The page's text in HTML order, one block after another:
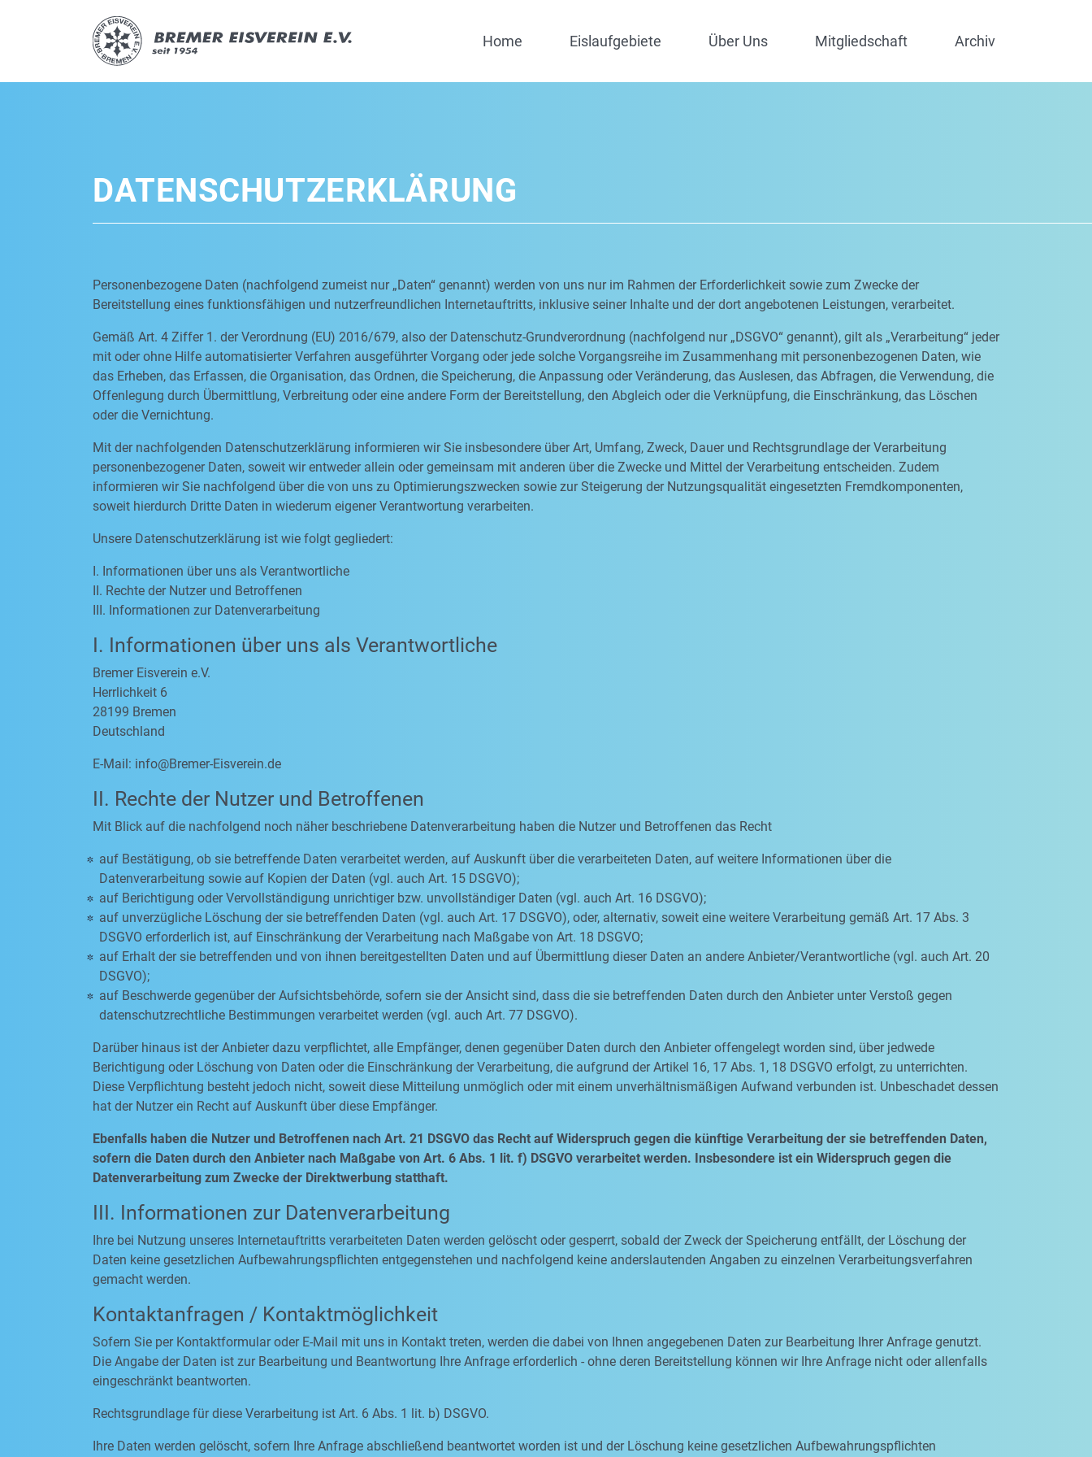
Home Eislaufgebiete Über Uns Mitgliedschaft Archiv
DATENSCHUTZERKLÄRUNG
Personenbezogene Daten (nachfolgend zumeist nur „Daten“ genannt) werden von uns nur im Rahmen der Erforderlichkeit sowie zum Zwecke der
Bereitstellung eines funktionsfähigen und nutzerfreundlichen Internetauftritts, inklusive seiner Inhalte und der dort angebotenen Leistungen, verarbeitet.
Gemäß Art. 4 Ziffer 1. der Verordnung (EU) 2016/679, also der Datenschutz-Grundverordnung (nachfolgend nur „DSGVO“ genannt), gilt als „Verarbeitung“ jeder
mit oder ohne Hilfe automatisierter Verfahren ausgeführter Vorgang oder jede solche Vorgangsreihe im Zusammenhang mit personenbezogenen Daten, wie
das Erheben, das Erfassen, die Organisation, das Ordnen, die Speicherung, die Anpassung oder Veränderung, das Auslesen, das Abfragen, die Verwendung, die
Offenlegung durch Übermittlung, Verbreitung oder eine andere Form der Bereitstellung, den Abgleich oder die Verknüpfung, die Einschränkung, das Löschen
oder die Vernichtung.
Mit der nachfolgenden Datenschutzerklärung informieren wir Sie insbesondere über Art, Umfang, Zweck, Dauer und Rechtsgrundlage der Verarbeitung
personenbezogener Daten, soweit wir entweder allein oder gemeinsam mit anderen über die Zwecke und Mittel der Verarbeitung entscheiden. Zudem
informieren wir Sie nachfolgend über die von uns zu Optimierungszwecken sowie zur Steigerung der Nutzungsqualität eingesetzten Fremdkomponenten,
soweit hierdurch Dritte Daten in wiederum eigener Verantwortung verarbeiten.
Unsere Datenschutzerklärung ist wie folgt gegliedert:
I. Informationen über uns als Verantwortliche
II. Rechte der Nutzer und Betroffenen
III. Informationen zur Datenverarbeitung
I. Informationen über uns als Verantwortliche
Bremer Eisverein e.V.
Herrlichkeit 6
28199 Bremen
Deutschland
E-Mail: info@Bremer-Eisverein.de
II. Rechte der Nutzer und Betroffenen
Mit Blick auf die nachfolgend noch näher beschriebene Datenverarbeitung haben die Nutzer und Betroffenen das Recht
auf Bestätigung, ob sie betreffende Daten verarbeitet werden, auf Auskunft über die verarbeiteten Daten, auf weitere Informationen über die
Datenverarbeitung sowie auf Kopien der Daten (vgl. auch Art. 15 DSGVO);
auf Berichtigung oder Vervollständigung unrichtiger bzw. unvollständiger Daten (vgl. auch Art. 16 DSGVO);
auf unverzügliche Löschung der sie betreffenden Daten (vgl. auch Art. 17 DSGVO), oder, alternativ, soweit eine weitere Verarbeitung gemäß Art. 17 Abs. 3
DSGVO erforderlich ist, auf Einschränkung der Verarbeitung nach Maßgabe von Art. 18 DSGVO;
auf Erhalt der sie betreffenden und von ihnen bereitgestellten Daten und auf Übermittlung dieser Daten an andere Anbieter/Verantwortliche (vgl. auch Art. 20
DSGVO);
auf Beschwerde gegenüber der Aufsichtsbehörde, sofern sie der Ansicht sind, dass die sie betreffenden Daten durch den Anbieter unter Verstoß gegen
datenschutzrechtliche Bestimmungen verarbeitet werden (vgl. auch Art. 77 DSGVO).
Darüber hinaus ist der Anbieter dazu verpflichtet, alle Empfänger, denen gegenüber Daten durch den Anbieter offengelegt worden sind, über jedwede
Berichtigung oder Löschung von Daten oder die Einschränkung der Verarbeitung, die aufgrund der Artikel 16, 17 Abs. 1, 18 DSGVO erfolgt, zu unterrichten.
Diese Verpflichtung besteht jedoch nicht, soweit diese Mitteilung unmöglich oder mit einem unverhältnismäßigen Aufwand verbunden ist. Unbeschadet dessen
hat der Nutzer ein Recht auf Auskunft über diese Empfänger.
Ebenfalls haben die Nutzer und Betroffenen nach Art. 21 DSGVO das Recht auf Widerspruch gegen die künftige Verarbeitung der sie betreffenden Daten,
sofern die Daten durch den Anbieter nach Maßgabe von Art. 6 Abs. 1 lit. f) DSGVO verarbeitet werden. Insbesondere ist ein Widerspruch gegen die
Datenverarbeitung zum Zwecke der Direktwerbung statthaft.
III. Informationen zur Datenverarbeitung
Ihre bei Nutzung unseres Internetauftritts verarbeiteten Daten werden gelöscht oder gesperrt, sobald der Zweck der Speicherung entfällt, der Löschung der
Daten keine gesetzlichen Aufbewahrungspflichten entgegenstehen und nachfolgend keine anderslautenden Angaben zu einzelnen Verarbeitungsverfahren
gemacht werden.
Kontaktanfragen / Kontaktmöglichkeit
Sofern Sie per Kontaktformular oder E-Mail mit uns in Kontakt treten, werden die dabei von Ihnen angegebenen Daten zur Bearbeitung Ihrer Anfrage genutzt.
Die Angabe der Daten ist zur Bearbeitung und Beantwortung Ihre Anfrage erforderlich - ohne deren Bereitstellung können wir Ihre Anfrage nicht oder allenfalls
eingeschränkt beantworten.
Rechtsgrundlage für diese Verarbeitung ist Art. 6 Abs. 1 lit. b) DSGVO.
Ihre Daten werden gelöscht, sofern Ihre Anfrage abschließend beantwortet worden ist und der Löschung keine gesetzlichen Aufbewahrungspflichten